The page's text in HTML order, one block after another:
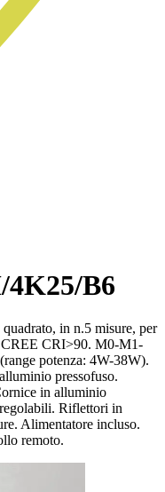
B6
in n.5 misure, per
CRI>90. M0-M1-
potenza: 4W-38W).
pressofuso.
in alluminio
Riflettori in
Alimentatore incluso.
remoto.